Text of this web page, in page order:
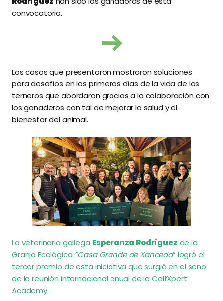
convocatoria.
Los casos que presentaron mostraron soluciones
para desafíos en los primeros días de la vida de los
terneros que abordaron gracias a la colaboración con
los ganaderos con tal de mejorar la salud y el
bienestar del animal.
La veterinaria gallega Esperanza Rodríguez de la
Granja Ecológica “Casa Grande de Xanceda” logró el
tercer premio de esta iniciativa que surgió en el seno
de la reunión internacional anual de la CalfXpert
Academy.